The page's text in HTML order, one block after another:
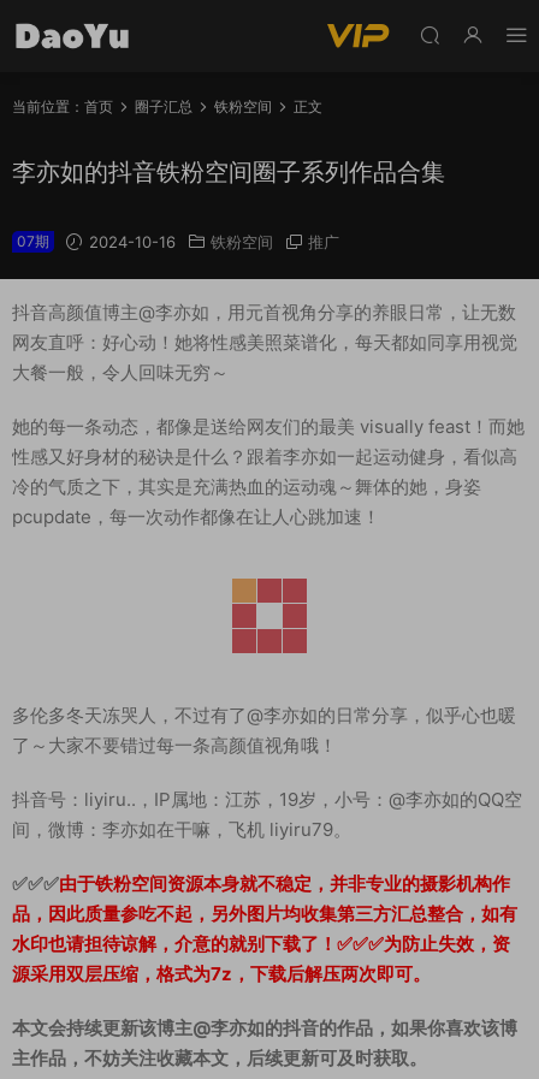
当前位置： 首页 圈子汇总 铁粉空间 正文
李亦如的抖音铁粉空间圈子系列作品合集
07期 2024-10-16 铁粉空间 推广
抖音高颜值博主@李亦如，用元首视角分享的养眼日常，让无数
网友直呼：好心动！她将性感美照菜谱化，每天都如同享用视觉
大餐一般，令人回味无穷～
她的每一条动态，都像是送给网友们的最美 visually feast！而她
性感又好身材的秘诀是什么？跟着李亦如一起运动健身，看似高
冷的气质之下，其实是充满热血的运动魂～舞体的她，身姿
pcupdate，每一次动作都像在让人心跳加速！
多伦多冬天冻哭人，不过有了@李亦如的日常分享，似乎心也暖
了～大家不要错过每一条高颜值视角哦！
抖音号：liyiru..，IP属地：江苏，19岁，小号：@李亦如的QQ空
间，微博：李亦如在干嘛，飞机 liyiru79。
✅✅✅由于铁粉空间资源本身就不稳定，并非专业的摄影机构作
品，因此质量参吃不起，另外图片均收集第三方汇总整合，如有
水印也请担待谅解，介意的就别下载了！✅✅✅为防止失效，资
源采用双层压缩，格式为7z，下载后解压两次即可。
本文会持续更新该博主@李亦如的抖音的作品，如果你喜欢该博
主作品，不妨关注收藏本文，后续更新可及时获取。